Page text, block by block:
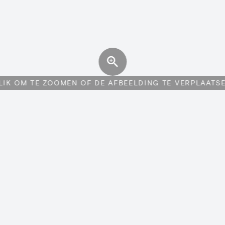
OM TE ZOOMEN OF DE AFBEELDING TE